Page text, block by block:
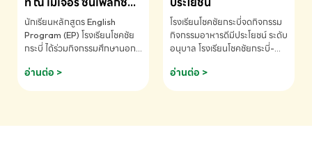
K2(Grop) โรงเรียนโชคชัยกระบี่-
สอบถามข้อมูลเพิ่มเติม โทร.
075-691910
ระดับประถมศึกษา (EP.1-
6)
นักเรียนหลักสูตร English
Program (EP) โรงเรียนโชคชัย
กระบี่ ได้ร่วมกิจกรรมศึกษานอก
ชมภาพยนตร์ Toy Story 5
(Soundtrack)เพื่อเสริมทักษะ
ภาษา ผ่านประสบการณ์การเรียนรู้
อ่านต่อ >
โรงเรียนโชคชัยกระบี่จดกิจกรรม
กิจกรรมอาหารดีมีประโยชน์ ระดับ
อนุบาล โรงเรียนโชคชัยกระบี่-
075-691910
อ่านต่อ >